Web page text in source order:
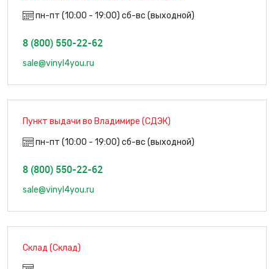
пн-пт (10:00 - 19:00) сб-вс (выходной)
8 (800) 550-22-62
sale@vinyl4you.ru
Пункт выдачи во Владимире (СДЭК)
пн-пт (10:00 - 19:00) сб-вс (выходной)
8 (800) 550-22-62
sale@vinyl4you.ru
Склад (Склад)